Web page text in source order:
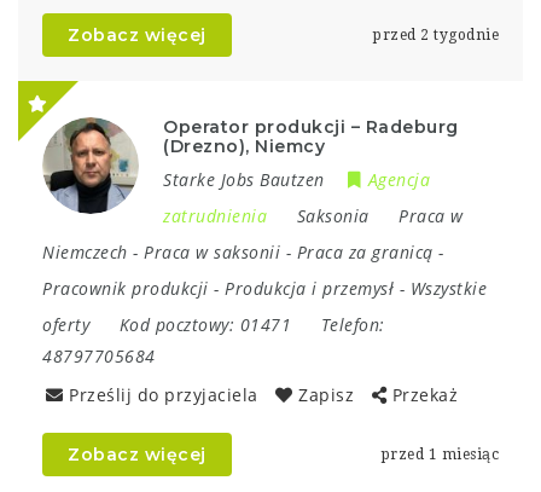
Zobacz więcej przed 2 tygodnie
Operator produkcji – Radeburg
(Drezno), Niemcy
Starke Jobs Bautzen
Agencja
zatrudnienia
Saksonia
Praca w
Niemczech - Praca w saksonii - Praca za granicą -
Pracownik produkcji - Produkcja i przemysł - Wszystkie
oferty
Kod pocztowy: 01471
Telefon:
48797705684
Prześlij do przyjaciela
Zapisz Przekaż
Zobacz więcej przed 1 miesiąc